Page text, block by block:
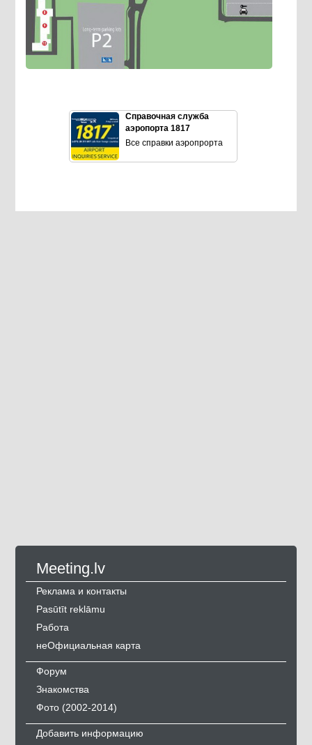
Справочная служба
аэропорта 1817
Все справки аэропрорта
Meeting.lv
Реклама и контакты
Pasūtīt reklāmu
Работа
неОфициальная карта
Форум
Знакомства
Фото (2002-2014)
Добавить информацию